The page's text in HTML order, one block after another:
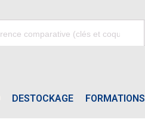
DESTOCKAGE FORMATIONS